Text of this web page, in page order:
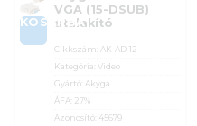
KOSÁRBA
VGA (15-DSUB)
átalakító
Cikkszám: AK-AD-12
Kategória:Video
Gyártó: Akyga
ÁFA: 27%
Azonosító: 45679